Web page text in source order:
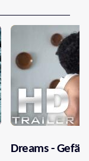
Dreams -